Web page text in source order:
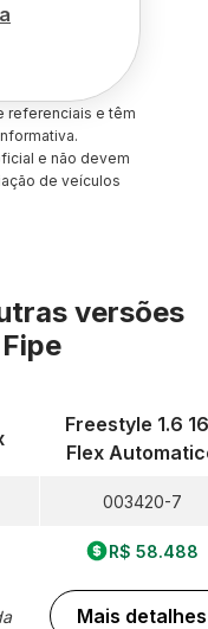
referenciais e têm
e não devem
de veículos
versões
Freestyle 1.6
Flex
003420-7
R$ 58.488
Mais detalhes